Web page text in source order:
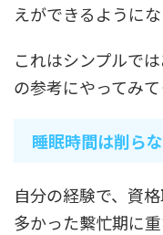
えができるように
これはシンプルで
の参考にやってみて
睡眠時間は削ら
自分の経験で、資
多かった繫忙期に